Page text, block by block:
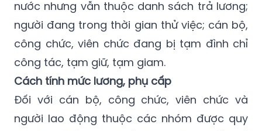
công chức, viên chức đi học, thực tập, công
tác, điều trị, điều dưỡng trong nước và ngoài
nước nhưng vẫn thuộc danh sách trả lương;
người đang trong thời gian thử việc; cán bộ,
công chức, viên chức đang bị tạm đình chỉ
công tác, tạm giữ, tạm giam.
Cách tính mức lương, phụ cấp